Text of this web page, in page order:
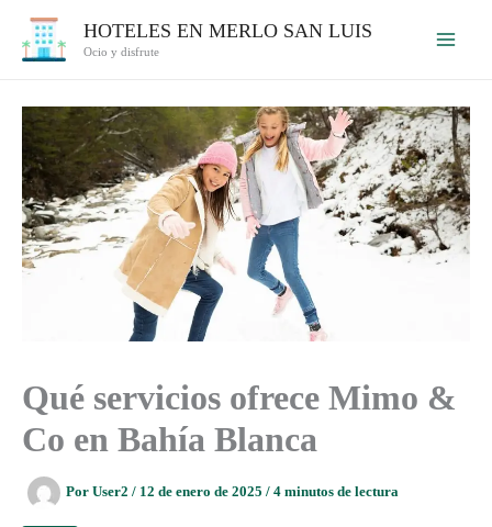
HOTELES EN MERLO SAN LUIS
Ocio y disfrute
Qué servicios ofrece Mimo &
Co en Bahía Blanca
Por User2 / 12 de enero de 2025 / 4 minutos de lectura